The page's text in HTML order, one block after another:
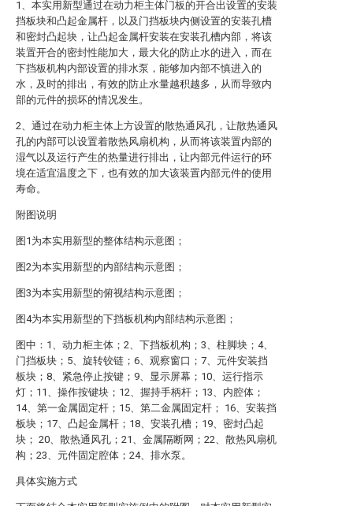
1、本实用新型通过在动力柜主体门板的开合出设置的安装
挡板块和凸起金属杆，以及门挡板块内侧设置的安装孔槽
和密封凸起块，让凸起金属杆安装在安装孔槽内部，将该
装置开合的密封性能加大，最大化的防止水的进入，而在
下挡板机构内部设置的排水泵，能够加内部不慎进入的
水，及时的排出，有效的防止水量越积越多，从而导致内
部的元件的损坏的情况发生。
2、通过在动力柜主体上方设置的散热通风孔，让散热通风
孔的内部可以设置着散热风扇机构，从而将该装置内部的
湿气以及运行产生的热量进行排出，让内部元件运行的环
境在适宜温度之下，也有效的加大该装置内部元件的使用
寿命。
附图说明
图1为本实用新型的整体结构示意图；
图2为本实用新型的内部结构示意图；
图3为本实用新型的俯视结构示意图；
图4为本实用新型的下挡板机构内部结构示意图；
图中：1、动力柜主体；2、下挡板机构；3、柱脚块；4、
门挡板块；5、旋转铰链；6、观察窗口；7、元件安装挡
板块；8、紧急停止按键；9、显示屏幕；10、运行指示
灯；11、操作按键块；12、握持手柄杆；13、内腔体；
14、第一金属固定杆；15、第二金属固定杆； 16、安装挡
板块；17、凸起金属杆；18、安装孔槽；19、密封凸起
块； 20、散热通风孔；21、金属隔断网；22、散热风扇机
构；23、元件固定腔体；24、排水泵。
具体实施方式